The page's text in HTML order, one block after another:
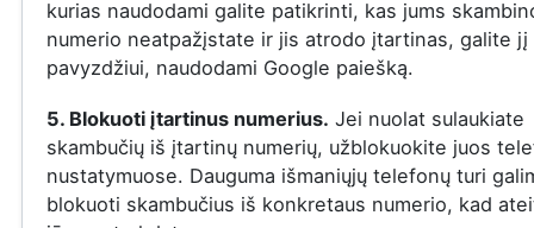
kurias naudodami galite patikrinti, kas jums
numerio neatpažįstate ir jis atrodo įtartinas, galite
pavyzdžiui, naudodami Google paiešką.
5. Blokuoti įtartinus numerius. Jei nuolat sulaukiate
skambučių iš įtartinų numerių, užblokuokite juos
nustatymuose. Dauguma išmaniųjų telefonų turi
blokuoti skambučius iš konkretaus numerio, kad